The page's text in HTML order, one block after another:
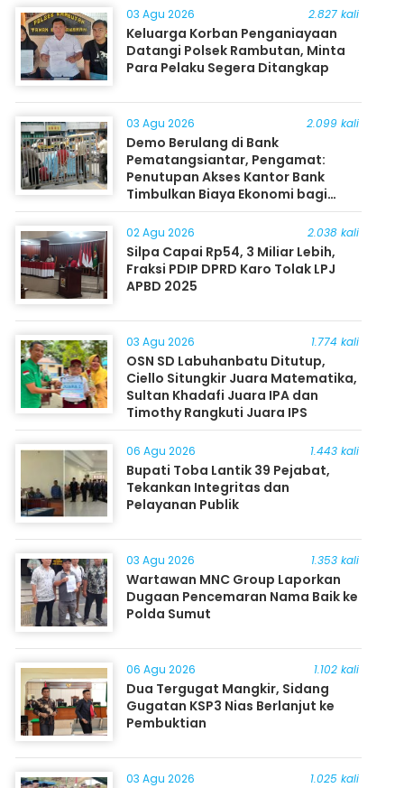
03 Agu 2026 2.827 kali
Keluarga Korban Penganiayaan
Datangi Polsek Rambutan, Minta
Para Pelaku Segera Ditangkap
03 Agu 2026 2.099 kali
Demo Berulang di Bank
Pematangsiantar, Pengamat:
Penutupan Akses Kantor Bank
Timbulkan Biaya Ekonomi bagi
Masyarakat
02 Agu 2026 2.038 kali
Silpa Capai Rp54, 3 Miliar Lebih,
Fraksi PDIP DPRD Karo Tolak LPJ
APBD 2025
03 Agu 2026 1.774 kali
OSN SD Labuhanbatu Ditutup,
Ciello Situngkir Juara Matematika,
Sultan Khadafi Juara IPA dan
Timothy Rangkuti Juara IPS
06 Agu 2026 1.443 kali
Bupati Toba Lantik 39 Pejabat,
Tekankan Integritas dan
Pelayanan Publik
03 Agu 2026 1.353 kali
Wartawan MNC Group Laporkan
Dugaan Pencemaran Nama Baik ke
Polda Sumut
06 Agu 2026 1.102 kali
Dua Tergugat Mangkir, Sidang
Gugatan KSP3 Nias Berlanjut ke
Pembuktian
03 Agu 2026 1.025 kali